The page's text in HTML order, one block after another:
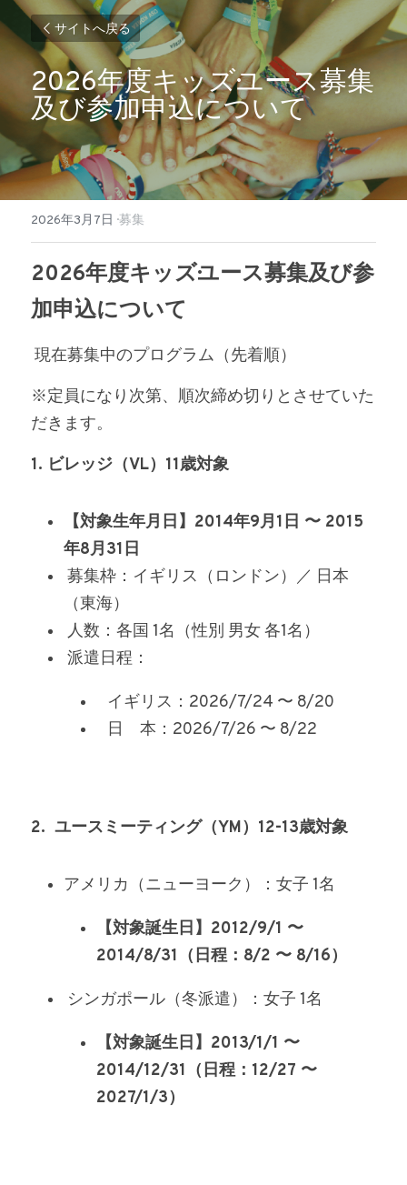
サイトへ戻る
2026年度キッズ·ユース募集
及び参加申込について
2026年3月7日 ·募集
2026年度キッズ·ユース募集及び参
加申込について
現在募集中のプログラム（先着順）
※定員になり次第、順次締め切りとさせていた
だきます。
1. ビレッジ（VL）11歳対象
【対象生年月日】2014年9月1日 〜 2015
年8月31日
（東海）
人数：各国 1名（性別 男女 各1名）
派遣日程：
   イギリス：2026/7/24 〜 8/20
   日　本：2026/7/26 〜 8/22
2.  ユースミーティング（YM）12-13歳対象
アメリカ（ニューヨーク）：女子 1名
【対象誕生日】2012/9/1 〜
2014/8/31（日程：8/2 〜 8/16）
シンガポール（冬派遣）：女子 1名
【対象誕生日】2013/1/1 〜
2014/12/31（日程：12/27 〜
2027/1/3）